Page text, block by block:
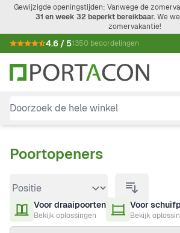
Ga naar de inhoud
Gewijzigde openingstijden: Vanwege de
31 en week 32 beperkt bereikbaar.We
zomervakantie!
4.6 / 51350 beoordelingen
Doorzoek de hele winkel
Doorgaan naar productlijst
Poortopeners
Voor draaipoorten
Bekijk oplossingen
Voor
Bekijk